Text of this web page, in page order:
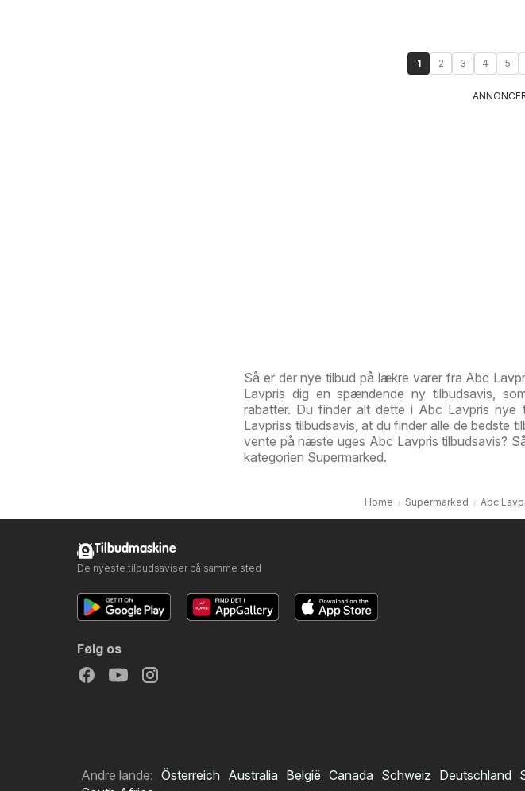
1 2 3 4 5
Så er der nye tilbud på lækre varer fra Abc
Lavpris dig en spændende ny tilbudsavis,
rabatter. Du finder alt dette i Abc Lavpris
Lavpriss tilbudsavis, at du finder alle de bedste
vente på næste uges Abc Lavpris tilbudsavis?
kategorien Supermarked.
Home Supermarked Abc
Tilbudmaskine
De nyeste tilbudsaviser på samme sted
Følg os
Andre lande: Österreich Australia België Canada Schweiz Deutschland